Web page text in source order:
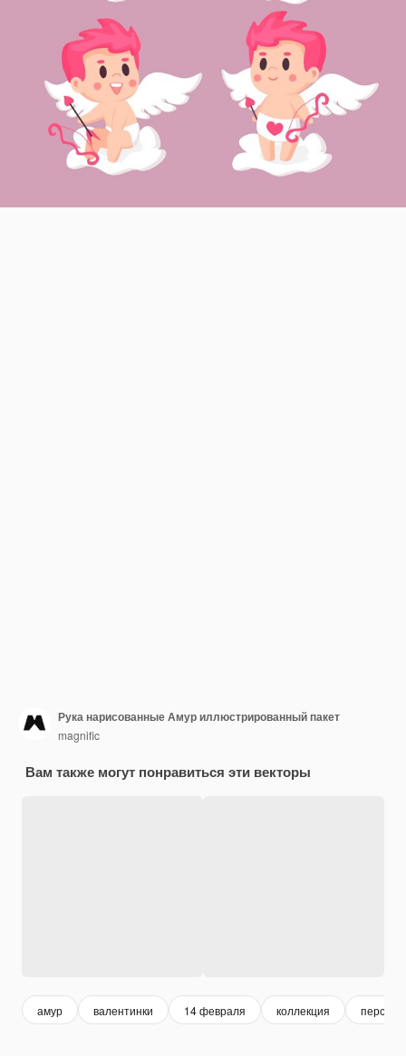
Рука нарисованные Амур иллюстрированный пакет
magnific
Вам также могут понравиться эти векторы
амур валентинки 14 февраля коллекция